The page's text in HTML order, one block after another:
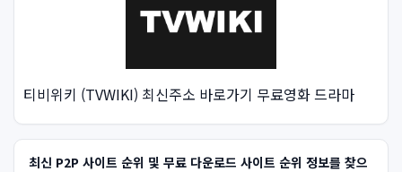
티비위키 (TVWIKI) 최신주소 바로가기 무료영화 드라마
최신 P2P 사이트 순위 및 무료 다운로드 사이트 순위 정보를 찾으